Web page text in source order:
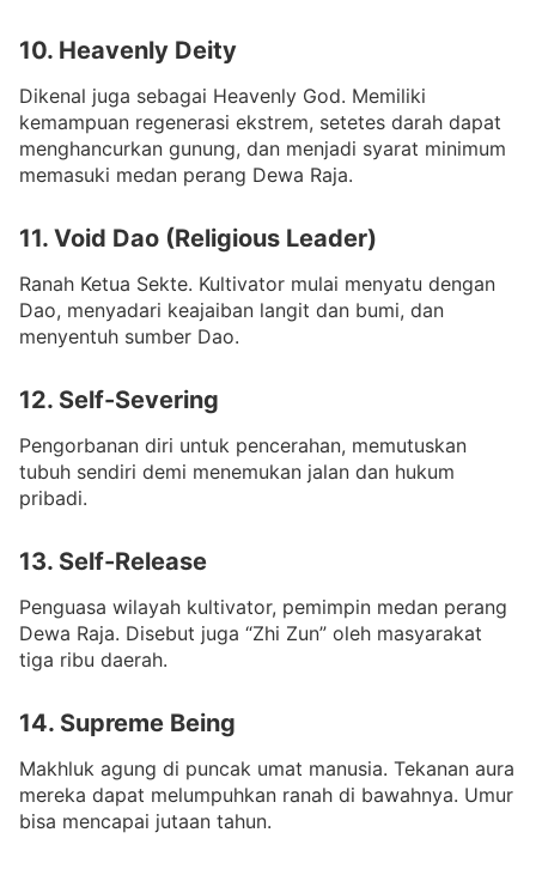
10. Heavenly Deity
Dikenal juga sebagai Heavenly God. Memiliki
kemampuan regenerasi ekstrem, setetes darah dapat
menghancurkan gunung, dan menjadi syarat minimum
memasuki medan perang Dewa Raja.
11. Void Dao (Religious Leader)
Ranah Ketua Sekte. Kultivator mulai menyatu dengan
Dao, menyadari keajaiban langit dan bumi, dan
menyentuh sumber Dao.
12. Self-Severing
Pengorbanan diri untuk pencerahan, memutuskan
tubuh sendiri demi menemukan jalan dan hukum
pribadi.
13. Self-Release
Penguasa wilayah kultivator, pemimpin medan perang
Dewa Raja. Disebut juga “Zhi Zun” oleh masyarakat
tiga ribu daerah.
14. Supreme Being
Makhluk agung di puncak umat manusia. Tekanan aura
mereka dapat melumpuhkan ranah di bawahnya. Umur
bisa mencapai jutaan tahun.